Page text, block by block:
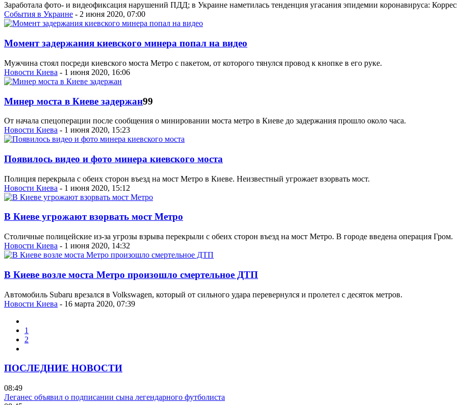
Заработала фото- и видеофиксация нарушений ПДД; в Украине наметилась тенденция угасания эпидемии коронавируса:
События в Украине - 2 июня 2020, 07:00
Момент задержания киевского минера попал на видео
Мужчина стоял посреди киевского моста Метро с пакетом, от которого тянулся провод к кнопке в его руке.
Новости Киева - 1 июня 2020, 16:06
Минер моста в Киеве задержан99
От начала спецоперации после сообщения о минировании моста метро в Киеве до задержания прошло около часа.
Новости Киева - 1 июня 2020, 15:23
Появилось видео и фото минера киевского моста
Полиция перекрыла с обеих сторон въезд на мост Метро в Киеве. Неизвестный угрожает взорвать мост.
Новости Киева - 1 июня 2020, 15:12
В Киеве угрожают взорвать мост Метро
Столичные полицейские из-за угрозы взрыва перекрыли с обеих сторон въезд на мост Метро. В городе введена операция Гром.
Новости Киева - 1 июня 2020, 14:32
В Киеве возле моста Метро произошло смертельное ДТП
Автомобиль Subaru врезался в Volkswagen, который от сильного удара перевернулся и пролетел с десяток метров.
Новости Киева - 16 марта 2020, 07:39
1
2
ПОСЛЕДНИЕ НОВОСТИ
08:49
Леганес объявил о подписании сына легендарного футболиста